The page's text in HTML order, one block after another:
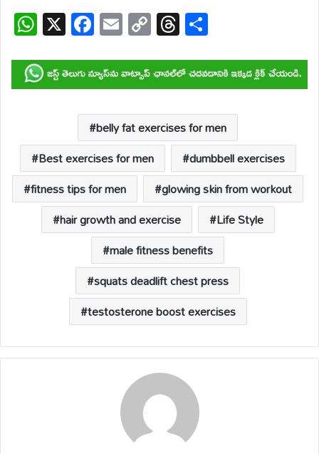
W
h
at
s
p
p
X F
ac
e
b
o
o
k
E
m
ail
C
o
p
y
Li
n
k
T
hr
e
a
d
s
ar
e
belly fat exercises for men
Best exercises for men
dumbbell exercises
fitness tips for men
glowing skin from workout
hair growth and exercise
Life Style
male fitness benefits
squats deadlift chest press
testosterone boost exercises